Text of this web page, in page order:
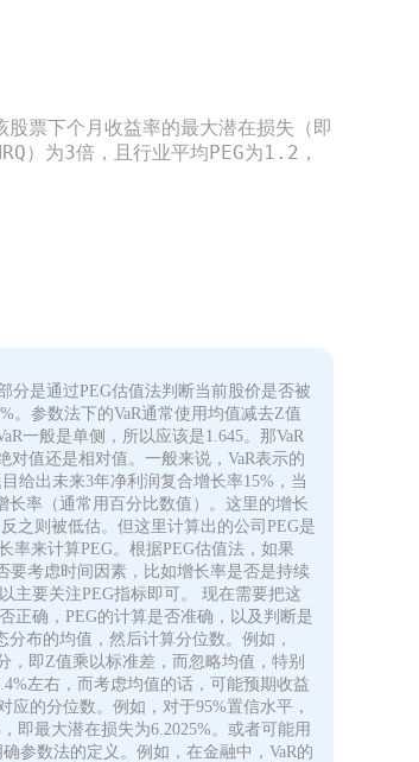
票下个月收益率的最大潜在损失（即
）为3倍，且行业平均PEG为1.2，
分是通过PEG估值法判断当前股价是否被
。参数法下的VaR通常使用均值减去Z值
一般是单侧，所以应该是1.645。那VaR
值还是相对值。一般来说，VaR表示的
给出未来3年净利润复合增长率15%，当
长率（通常用百分比数值）。这里的增长
之则被低估。但这里计算出的公司PEG是
率来计算PEG。根据PEG估值法，如果
要考虑时间因素，比如增长率是否是持续
主要关注PEG指标即可。 现在需要把这
正确，PEG的计算是否准确，以及判断是
布的均值，然后计算分位数。例如，
，即Z值乘以标准差，而忽略均值，特别
左右，而考虑均值的话，可能预期收益
的分位数。例如，对于95%置信水平，
即最大潜在损失为6.2025%。或者可能用
参数法的定义。例如，在金融中，VaR的